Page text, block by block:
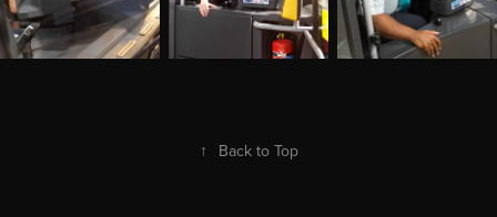
↑ Back to Top